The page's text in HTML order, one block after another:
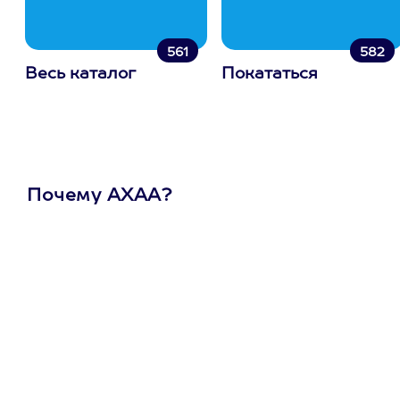
561
Весь каталог
582
Покататься
Почему АХАА?